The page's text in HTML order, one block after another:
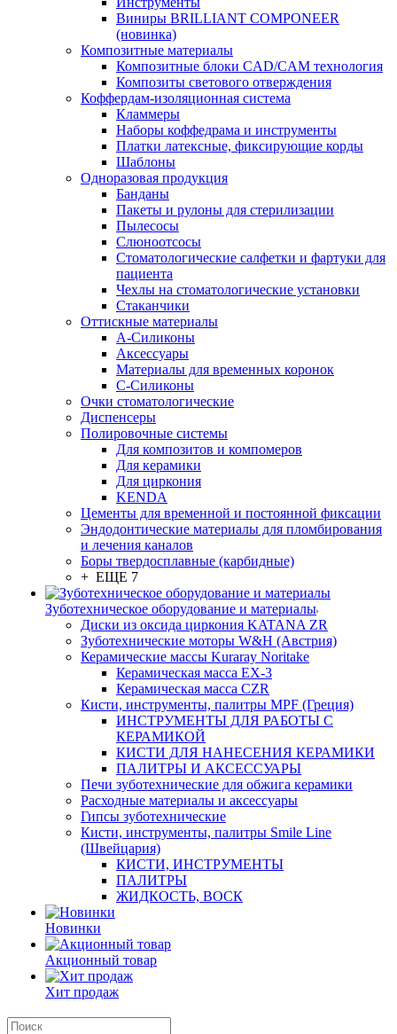
Виниры BRILLIANT COMPONEER
(новинка)
Композитные материалы
Композитные блоки CAD/СAM технология
Композиты светового отверждения
Коффердам-изоляционная система
Кламмеры
Наборы коффедрама и инструменты
Платки латексные, фиксирующие корды
Шаблоны
Одноразовая продукция
Банданы
Пакеты и рулоны для стерилизации
Пылесосы
Слюноотсосы
Стоматологические салфетки и фартуки для
пациента
Чехлы на стоматологические установки
Стаканчики
Оттискные материалы
А-Силиконы
Аксессуары
Материалы для временных коронок
С-Силиконы
Очки стоматологические
Диспенсеры
Полировочные системы
Для композитов и компомеров
Для керамики
Для циркония
KENDA
Цементы для временной и постоянной фиксации
Эндодонтические материалы для пломбирования
и лечения каналов
Боры твердосплавные (карбидные)
+ ЕЩЕ 7
Зуботехническое оборудование и материалы
Диски из оксида циркония KATANA ZR
Зуботехнические моторы W&H (Австрия)
Керамические массы Kuraray Noritake
Керамическая масса EX-3
Керамическая масса CZR
Кисти, инструменты, палитры MPF (Греция)
ИНСТРУМЕНТЫ ДЛЯ РАБОТЫ С
КЕРАМИКОЙ
КИСТИ ДЛЯ НАНЕСЕНИЯ КЕРАМИКИ
ПАЛИТРЫ И АКСЕССУАРЫ
Печи зуботехнические для обжига керамики
Расходные материалы и аксессуары
Гипсы зуботехнические
Кисти, инструменты, палитры Smile Line
(Швейцария)
КИСТИ, ИНСТРУМЕНТЫ
ПАЛИТРЫ
ЖИДКОСТЬ, ВОСК
Новинки
Акционный товар
Хит продаж